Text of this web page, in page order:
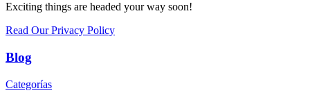
Exciting things are headed your way soon!
Read Our Privacy Policy
Blog
Categorías